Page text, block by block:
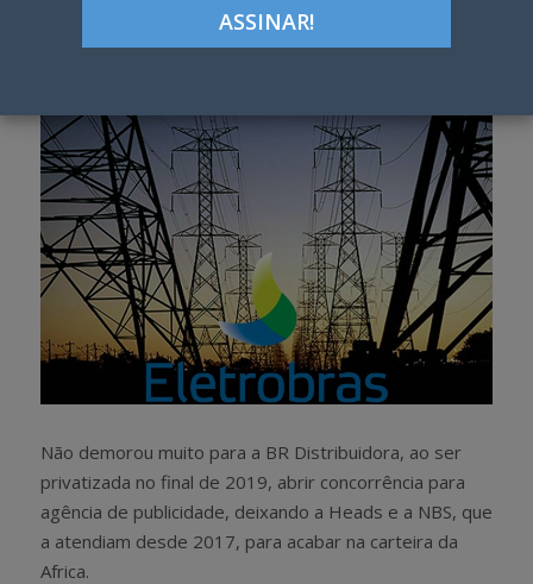
e
t
Google+
Não demorou muito para a BR Distribuidora, ao ser
privatizada no final de 2019, abrir concorrência para
agência de publicidade, deixando a Heads e a NBS, que
a atendiam desde 2017, para acabar na carteira da
Africa.